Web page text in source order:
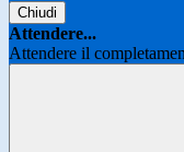
Chiudi
Attendere...
Attendere il